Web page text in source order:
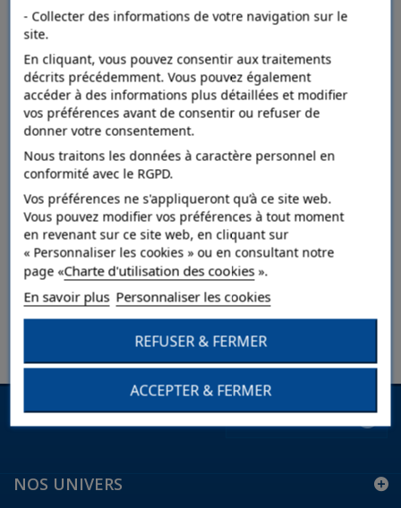
PAPIERS PEINTS
REVÊTEMENTS
CARRELAGE
MURAL
Lettre d'informations
NOS UNIVERS
- Collecter des informations de votre navigation sur le
site.
En cliquant, vous pouvez consentir aux traitements
décrits précédemment. Vous pouvez également
accéder à des informations plus détaillées et modifier
vos préférences avant de consentir ou refuser de
donner votre consentement.
Nous traitons les données à caractère personnel en
conformité avec le RGPD.
Vos préférences ne s'appliqueront qu’à ce site web.
Vous pouvez modifier vos préférences à tout moment
en revenant sur ce site web, en cliquant sur
« Personnaliser les cookies » ou en consultant notre
page «Charte d'utilisation des cookies».
En savoir plus Personnaliser les cookies
REFUSER & FERMER
ACCEPTER & FERMER